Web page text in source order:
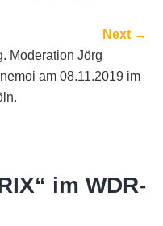
Next →
Moderation Jörg
am 08.11.2019 im
im WDR-